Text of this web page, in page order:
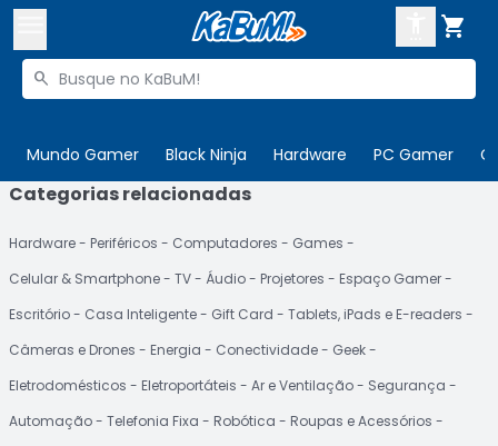

Buscar produtos

Mundo Gamer Black Ninja Hardware PC Gamer
Olá. Acesse sua conta
 Departamentos
Cupons
Mais Vendidos
ENTRE
CADASTRE-SE
Categorias relacionadas
Hardware Periféricos Computadores
Games
Celular & Smartphone
TV Áudio Projetores
Espaço Gamer
Escritório
Casa Inteligente Gift Card
Tablets, iPads e E-readers
Câmeras e Drones
Energia Conectividade
Geek
Eletrodomésticos
Eletroportáteis Ar e Ventilação
Segurança
Automação
Telefonia Fixa Robótica
Roupas e Acessórios